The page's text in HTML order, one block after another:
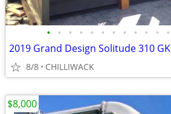
• • • • • • • • • • • •
2019 Grand Design Solitude 310 GK
8/8 CHILLIWACK
$8,000